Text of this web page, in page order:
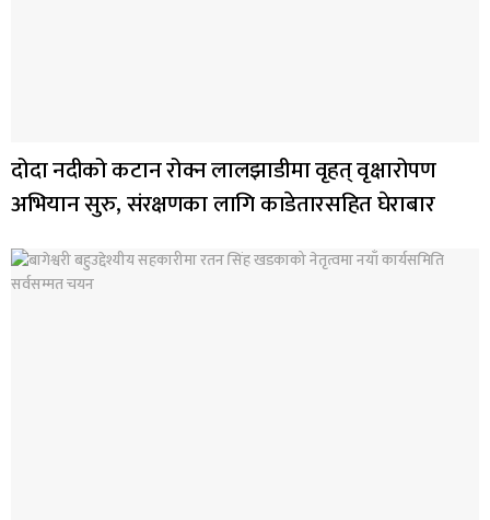
दोदा नदीको कटान रोक्न लालझाडीमा वृहत् वृक्षारोपण
अभियान सुरु, संरक्षणका लागि काडेतारसहित घेराबार